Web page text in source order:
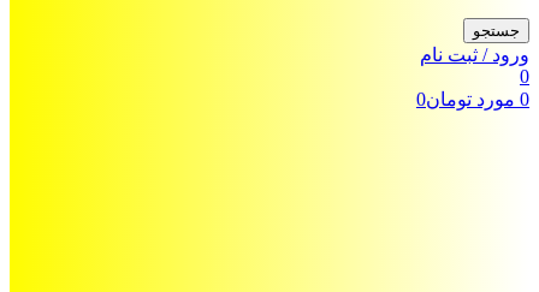
جستجو
ورود / ثبت نام
0
0 مورد تومان0